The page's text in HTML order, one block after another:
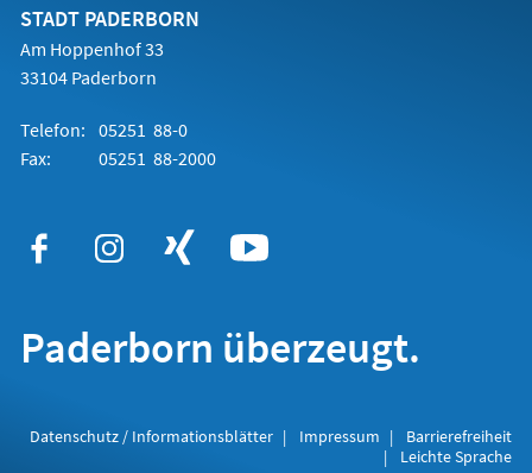
STADT PADERBORN
Am Hoppenhof 33
33104 Paderborn
Telefon: 05251 88-0
Fax:
05251 88-2000
Paderborn überzeugt.
Datenschutz / Informationsblätter Impressum
Barrierefreiheit
Leichte Sprache